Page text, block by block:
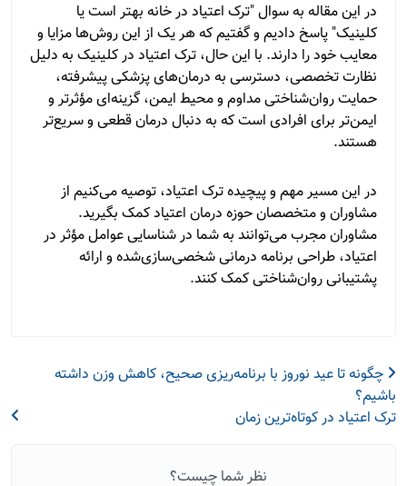
در این مقاله به سوال "ترک اعتیاد در خانه بهتر است یا
کلینیک" پاسخ دادیم و گفتیم که هر یک از این روش‌ها مزایا و
معایب خود را دارند. با این حال، ترک اعتیاد در کلینیک به دلیل
نظارت تخصصی، دسترسی به درمان‌های پزشکی پیشرفته،
حمایت روان‌شناختی مداوم و محیط ایمن، گزینه‌ای مؤثرتر و
ایمن‌تر برای افرادی است که به دنبال درمان قطعی و سریع‌تر
هستند.
در این مسیر مهم و پیچیده ترک اعتیاد، توصیه می‌کنیم از
مشاوران و متخصصان حوزه درمان اعتیاد کمک بگیرید.
مشاوران مجرب می‌توانند به شما در شناسایی عوامل مؤثر در
اعتیاد، طراحی برنامه درمانی شخصی‌سازی‌شده و ارائه
پشتیبانی روان‌شناختی کمک کنند.
چگونه تا عید نوروز با برنامه‌ریزی صحیح، کاهش وزن داشته
باشیم؟
ترک اعتیاد در کوتاه‌ترین زمان
نظر شما چیست؟